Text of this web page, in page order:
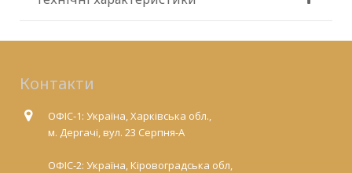
Контакти
ОФІС-1: Україна, Харківська обл.,
м. Дергачі, вул. 23 Серпня-А
ОФІС-2: Україна, Кіровоградська обл,